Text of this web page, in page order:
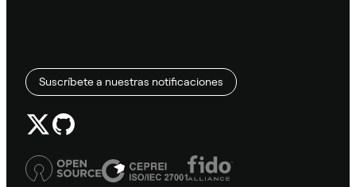
Suscríbete a nuestras notificaciones